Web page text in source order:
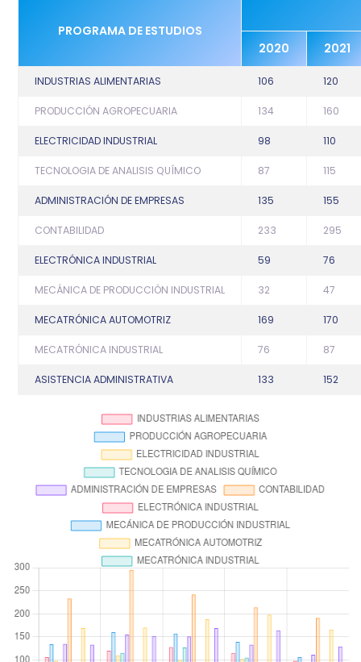
PROGRAMA DE ESTUDIOS
2020
2021
INDUSTRIAS ALIMENTARIAS 106 120
PRODUCCIÓN AGROPECUARIA 134 160
ELECTRICIDAD INDUSTRIAL 98 110
TECNOLOGIA DE ANALISIS QUÍMICO 87 115
ADMINISTRACIÓN DE EMPRESAS 135 155
CONTABILIDAD 233 295
ELECTRÓNICA INDUSTRIAL 59 76
MECÁNICA DE PRODUCCIÓN INDUSTRIAL 32 47
MECATRÓNICA AUTOMOTRIZ 169 170
MECATRÓNICA INDUSTRIAL 76 87
ASISTENCIA ADMINISTRATIVA 133 152